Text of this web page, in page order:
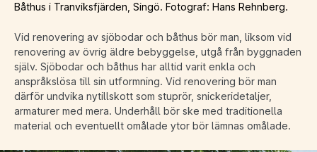
Båthus i Tranviksfjärden, Singö. Fotograf: Hans Rehnberg.
Vid renovering av sjöbodar och båthus bör man, liksom vid
renovering av övrig äldre bebyggelse, utgå från byggnaden
själv. Sjöbodar och båthus har alltid varit enkla och
anspråkslösa till sin utformning. Vid renovering bör man
därför undvika nytillskott som stuprör, snickeridetaljer,
armaturer med mera. Underhåll bör ske med traditionella
material och eventuellt omålade ytor bör lämnas omålade.